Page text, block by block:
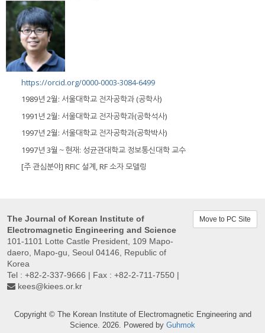
https://orcid.org/0000-0003-3084-6499
1989년 2월: 서울대학교 전자공학과 (공학사)
1991년 2월: 서울대학교 전자공학과(공학석사)
1997년 2월: 서울대학교 전자공학과(공학박사)
1997년 3월～현재: 성균관대학교 정보통신대학 교수
[주 관심분야] RFIC 설계, RF 소자 모델링
The Journal of Korean Institute of
Electromagnetic Engineering and Science
101-1101 Lotte Castle President, 109 Mapo-
daero, Mapo-gu, Seoul 04146, Republic of
Korea
Tel : +82-2-337-9666 | Fax : +82-2-711-7550 |
kees@kiees.or.kr
Move to PC Site
Copyright © The Korean Institute of Electromagnetic Engineering and
Science. 2026. Powered by Guhmok